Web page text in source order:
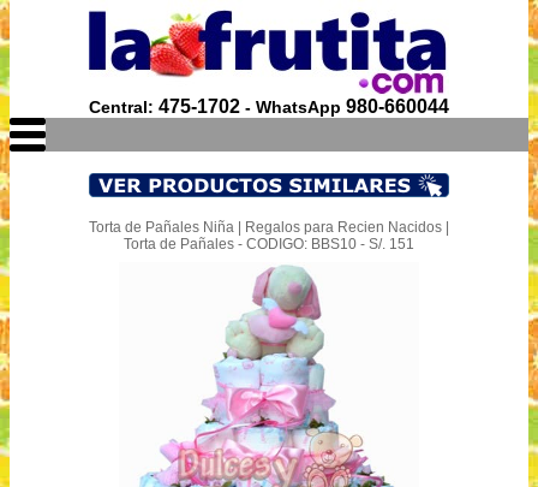
Central: 475-1702 - WhatsApp 980-660044
Torta de Pañales Niña | Regalos para Recien Nacidos |
Torta de Pañales - CODIGO: BBS10 - S/. 151